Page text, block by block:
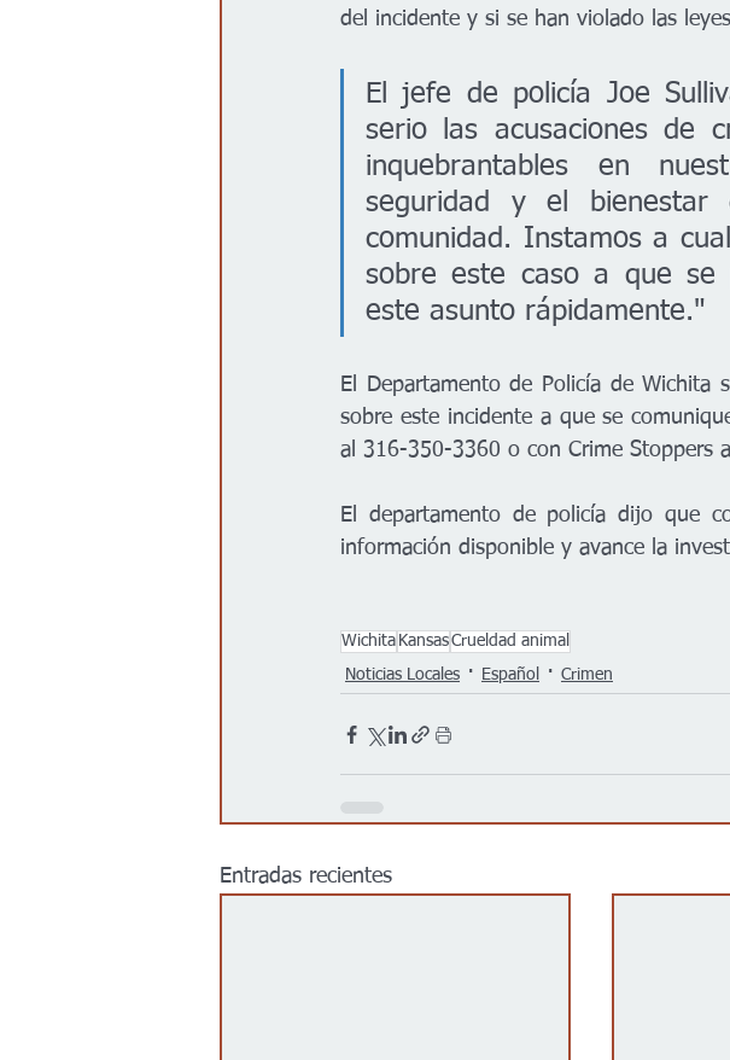
del incidente y si se han violado las
El jefe de policía Joe
serio las acusaciones de
inquebrantables en
seguridad y el bienestar
comunidad. Instamos a
sobre este caso a que se
este asunto rápidamente."
El Departamento de Policía de Wichita
sobre este incidente a que se
al 316-350-3360 o con Crime Stoppers
El departamento de policía dijo que
información disponible y avance la
Wichita KansasCrueldad animal
Noticias Locales
Español Crimen
Entradas recientes